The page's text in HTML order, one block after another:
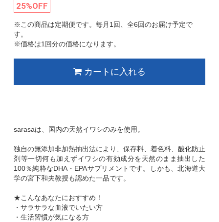
25%OFF
※この商品は定期便です。毎月1回、全6回のお届け予定で
す。
※価格は1回分の価格になります。
カートに入れる
sarasaは、国内の天然イワシのみを使用。
独自の無添加非加熱抽出法により、保存料、着色料、酸化防止
剤等一切何も加えずイワシの有効成分を天然のまま抽出した
100％純粋なDHA・EPAサプリメントです。しかも、北海道大
学の宮下和夫教授も認めた一品です。
★こんなあなたにおすすめ！
・サラサラな血液でいたい方
・生活習慣が気になる方